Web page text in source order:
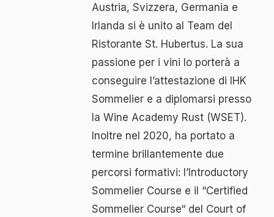
Austria, Svizzera, Germania e
Irlanda si è unito al Team del
Ristorante St. Hubertus. La sua
passione per i vini lo porterà a
conseguire l’attestazione di IHK
Sommelier e a diplomarsi presso
la Wine Academy Rust (WSET).
Inoltre nel 2020, ha portato a
termine brillantemente due
percorsi formativi: l’Introductory
Sommelier Course e il “Certified
Sommelier Course“ del Court of